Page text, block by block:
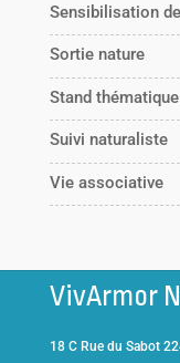
Sensibilisation
Sortie nature
Stand thématique
Suivi naturaliste
Vie associative
VivArmor
18 C Rue du Sabot